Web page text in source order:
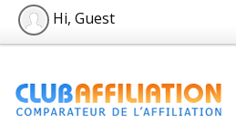
Hi, Guest